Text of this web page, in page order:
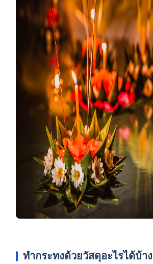
ทำกระทงด้วยวัสดุอะไรได้บ้าง